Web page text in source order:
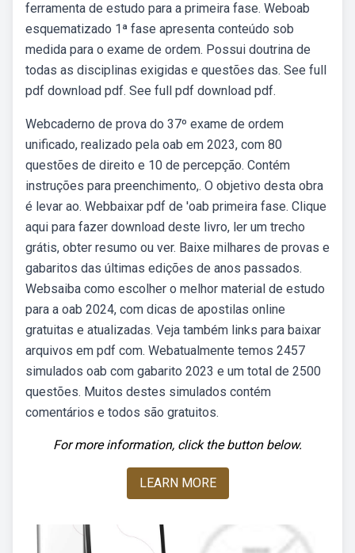
ferramenta de estudo para a primeira fase. Weboab
esquematizado 1ª fase apresenta conteúdo sob
medida para o exame de ordem. Possui doutrina de
todas as disciplinas exigidas e questões das. See full
pdf download pdf. See full pdf download pdf.
Webcaderno de prova do 37º exame de ordem
unificado, realizado pela oab em 2023, com 80
questões de direito e 10 de percepção. Contém
instruções para preenchimento,. O objetivo desta obra
é levar ao. Webbaixar pdf de 'oab primeira fase. Clique
aqui para fazer download deste livro, ler um trecho
grátis, obter resumo ou ver. Baixe milhares de provas e
gabaritos das últimas edições de anos passados.
Websaiba como escolher o melhor material de estudo
para a oab 2024, com dicas de apostilas online
gratuitas e atualizadas. Veja também links para baixar
arquivos em pdf com. Webatualmente temos 2457
simulados oab com gabarito 2023 e um total de 2500
questões. Muitos destes simulados contém
comentários e todos são gratuitos.
For more information, click the button below.
LEARN MORE